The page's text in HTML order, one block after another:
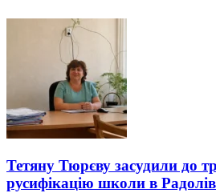
Тетяну Тюрєву засудили до
русифікацію школи в